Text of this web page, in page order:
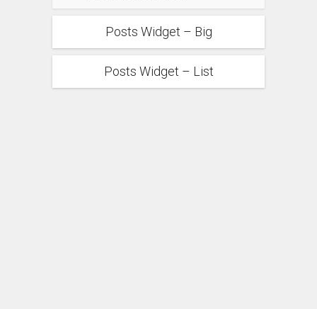
Posts Widget – Big
Posts Widget – List